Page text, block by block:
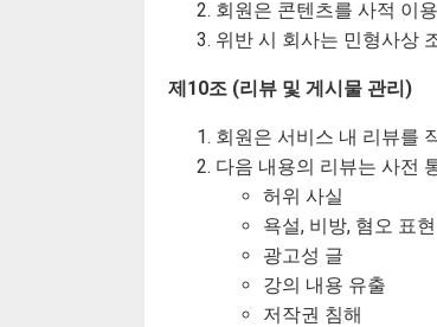
회원은 콘텐츠를 사적 이
위반 시 회사는 민형사상
제10조 (리뷰 및 게시물 관리)
회원은 서비스 내 리뷰를
다음 내용의 리뷰는 사전
허위 사실
욕설, 비방, 혐오 표현
광고성 글
강의 내용 유출
저작권 침해